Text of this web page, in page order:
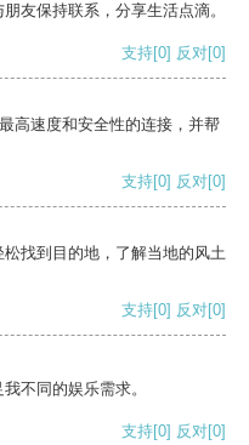
友保持联系，分享生活点滴。
支持[0] 反对[0]
高速度和安全性的连接，并帮
支持[0] 反对[0]
找到目的地，了解当地的风土
支持[0] 反对[0]
不同的娱乐需求。
支持[0] 反对[0]